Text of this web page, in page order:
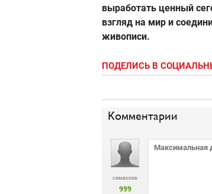
выработать ценный
взгляд на мир и
живописи.
ПОДЕЛИСЬ В
Комментарии
символов
999